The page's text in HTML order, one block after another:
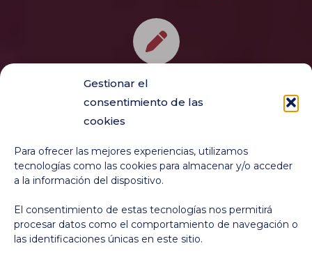
Gestionar el
consentimiento de las
cookies
Para ofrecer las mejores experiencias, utilizamos
tecnologías como las cookies para almacenar y/o acceder
a la información del dispositivo.
El consentimiento de estas tecnologías nos permitirá
procesar datos como el comportamiento de navegación o
las identificaciones únicas en este sitio.
Profesionales de la
música
presencia online y tu actividad
musical